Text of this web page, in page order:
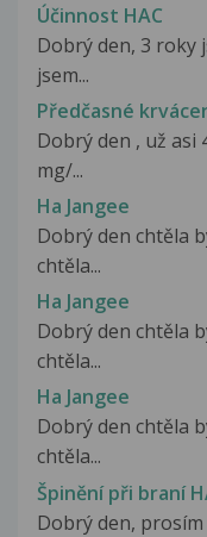
Účinnost HAC
Dobrý den, 3 roky
jsem...
Předčasné
Dobrý den , už asi
mg/...
Ha Jangee
Dobrý den chtěla
chtěla...
Ha Jangee
Dobrý den chtěla
chtěla...
Ha Jangee
Dobrý den chtěla
chtěla...
Špinění při braní
Dobrý den,